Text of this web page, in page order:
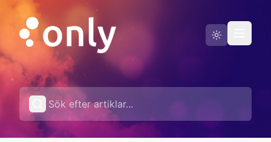
Driftstatus
Svenska